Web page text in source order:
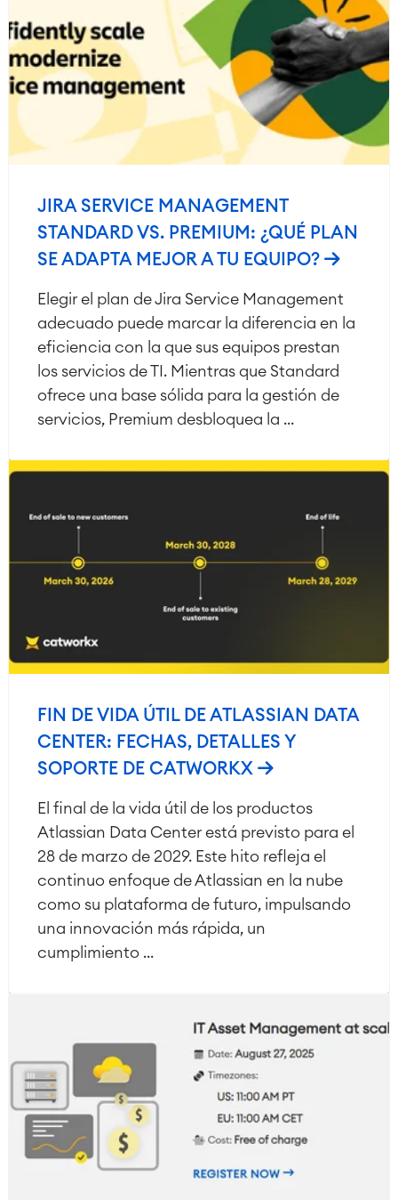
JIRA SERVICE MANAGEMENT
STANDARD VS. PREMIUM: ¿QUÉ PLAN
SE ADAPTA MEJOR A TU EQUIPO?
Elegir el plan de Jira Service Management
adecuado puede marcar la diferencia en la
eficiencia con la que sus equipos prestan
los servicios de TI. Mientras que Standard
ofrece una base sólida para la gestión de
servicios, Premium desbloquea la ...
FIN DE VIDA ÚTIL DE ATLASSIAN DATA
CENTER: FECHAS, DETALLES Y
SOPORTE DE CATWORKX
El final de la vida útil de los productos
Atlassian Data Center está previsto para el
28 de marzo de 2029. Este hito refleja el
continuo enfoque de Atlassian en la nube
como su plataforma de futuro, impulsando
una innovación más rápida, un
cumplimiento ...